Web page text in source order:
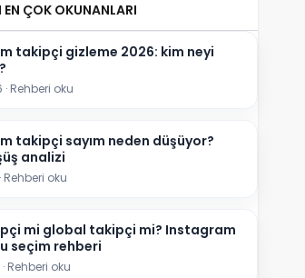
ÇOK OKUNANLARI
takipçi gizleme 2026: kim neyi
Rehberi oku
takipçi sayım neden düşüyor?
analizi
Rehberi oku
mi global takipçi mi? Instagram
seçim rehberi
Rehberi oku